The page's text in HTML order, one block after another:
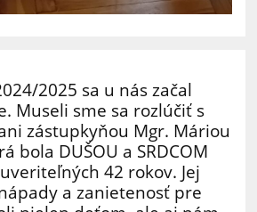
2025 sa u nás začal
Museli sme sa rozlúčiť s
zástupkyňou Mgr. Máriou
bola DUŠOU a SRDCOM
42 rokov. Jej
a zanietenosť pre